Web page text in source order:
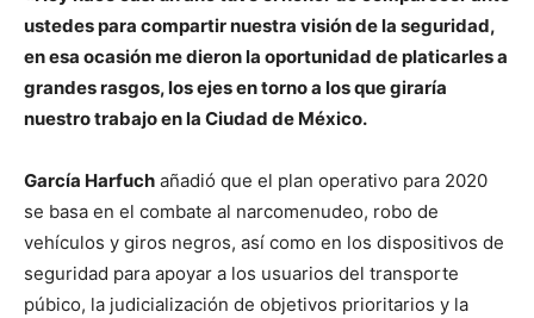
ustedes para compartir nuestra visión de la seguridad,
en esa ocasión me dieron la oportunidad de platicarles a
grandes rasgos, los ejes en torno a los que giraría
nuestro trabajo en la Ciudad de México.
García Harfuch añadió que el plan operativo para 2020
se basa en el combate al narcomenudeo, robo de
vehículos y giros negros, así como en los dispositivos de
seguridad para apoyar a los usuarios del transporte
púbico, la judicialización de objetivos prioritarios y la